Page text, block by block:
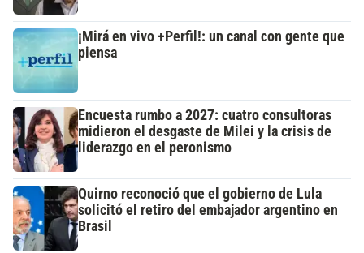
¡Mirá en vivo +Perfil!: un canal con gente que
piensa
Encuesta rumbo a 2027: cuatro consultoras
midieron el desgaste de Milei y la crisis de
liderazgo en el peronismo
Quirno reconoció que el gobierno de Lula
solicitó el retiro del embajador argentino en
Brasil